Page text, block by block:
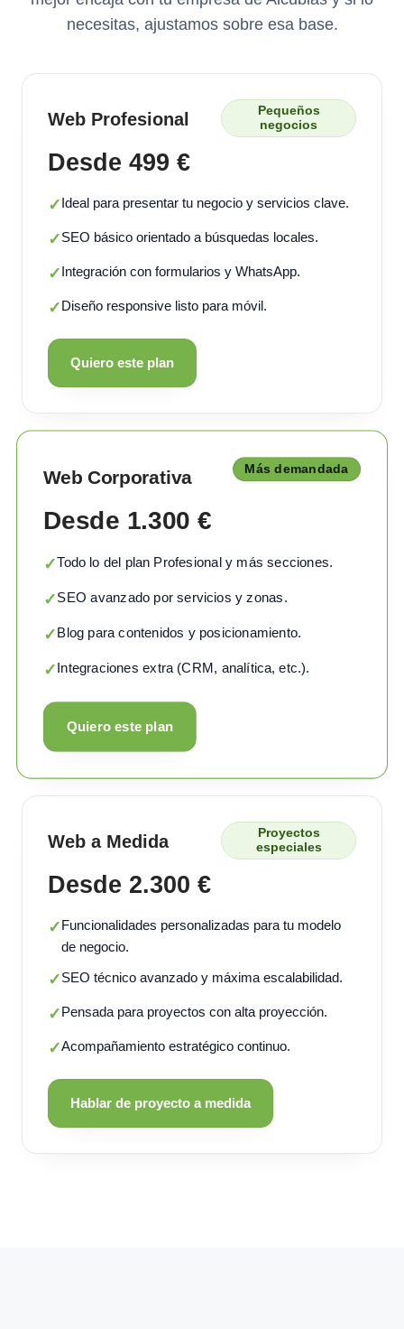
necesitas, ajustamos sobre esa base.
Web Profesional
Pequeños
negocios
Desde 499 €
✓Ideal para presentar tu negocio y servicios clave.
✓SEO básico orientado a búsquedas locales.
✓Integración con formularios y WhatsApp.
✓Diseño responsive listo para móvil.
Quiero este plan
Web Corporativa Más demandada
Desde 1.300 €
✓Todo lo del plan Profesional y más secciones.
✓SEO avanzado por servicios y zonas.
✓Blog para contenidos y posicionamiento.
✓Integraciones extra (CRM, analítica, etc.).
Quiero este plan
Web a Medida
Proyectos
especiales
Desde 2.300 €
✓Funcionalidades personalizadas para tu modelo
de negocio.
✓SEO técnico avanzado y máxima escalabilidad.
✓Pensada para proyectos con alta proyección.
✓Acompañamiento estratégico continuo.
Hablar de proyecto a medida